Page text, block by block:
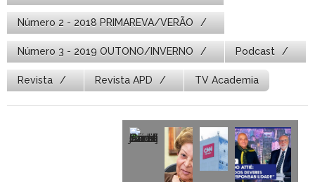
Número 2 - 2018 PRIMAREVA/VERÃO
Número 3 - 2019 OUTONO/INVERNO Podcast
Revista Revista APD TV Academia